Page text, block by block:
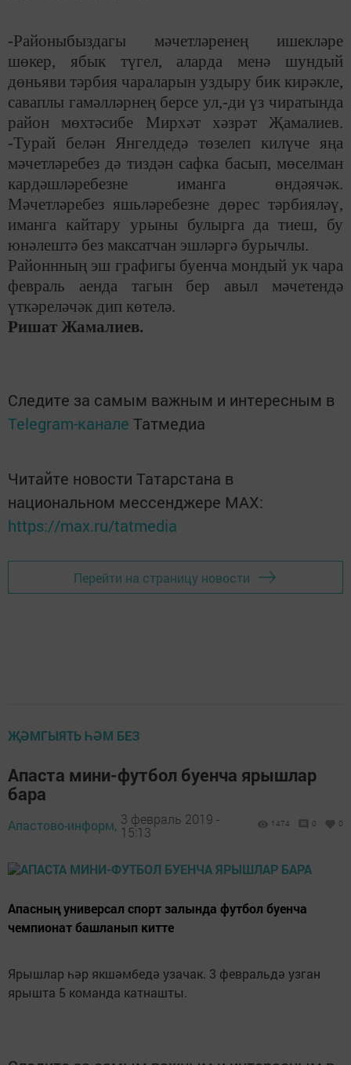
-Районыбыздагы мәчетләренең ишекләре
шөкер, ябык түгел, аларда менә шундый
дөньяви тәрбия чараларын уздыру бик кирәкле,
саваплы гамәлләрнең берсе ул,-ди үз чиратында
район мөхтәсибе Мирхәт хәзрәт Җамалиев.
-Турай белән Янгелдедә төзелеп килүче яңа
мәчетләребез дә тиздән сафка басып, мөселман
кардәшләребезне иманга өндәячәк.
Мәчетләребез яшьләребезне дөрес тәрбияләү,
иманга кайтару урыны булырга да тиеш, бу
юнәлештә без максатчан эшләргә бурычлы.
Районнның эш графигы буенча мондый ук чара
февраль аенда тагын бер авыл мәчетендә
үткәреләчәк дип көтелә.
Ришат Жамалиев.
Следите за самым важным и интересным в
Telegram-канале Татмедиа
Читайте новости Татарстана в
национальном мессенджере MАХ:
https://max.ru/tatmedia
Перейти на страницу новости
ҖӘМГЫЯТЬ ҺӘМ БЕЗ
Апаста мини-футбол буенча ярышлар
бара
Апастово-информ, 3 февраль 2019 -
15:13
1474 0 0
Апасның универсал спорт залында футбол буенча
чемпионат башланып китте
Ярышлар һәр якшәмбедә узачак. 3 февральдә узган
ярышта 5 команда катнашты.